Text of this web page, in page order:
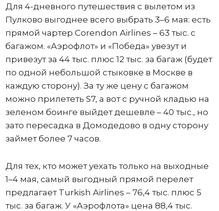
Для 4-дневного путешествия с вылетом из
Пулково выгоднее всего выбрать 3–6 мая: есть
прямой чартер Corendon Airlines – 63 тыс. с
багажом. «Аэрофлот» и «Победа» увезут и
привезут за 44 тыс. плюс 12 тыс. за багаж (будет
по одной небольшой стыковке в Москве в
каждую сторону). За ту же цену с багажом
можно прилететь S7, а вот с ручной кладью на
зеленом боинге выйдет дешевле – 40 тыс., но
зато пересадка в Домодедово в одну сторону
займет более 7 часов.
Для тех, кто может уехать только на выходные
1–4 мая, самый выгодный прямой перелет
предлагает Turkish Airlines – 76,4 тыс. плюс 5
тыс. за багаж. У «Аэрофлота» цена 88,4 тыс.